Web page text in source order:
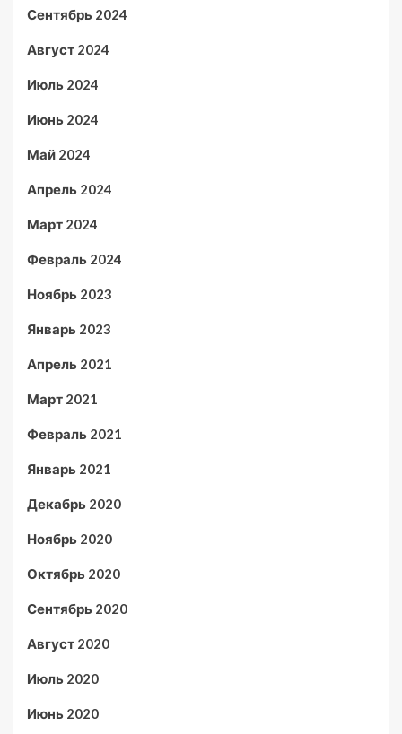
Сентябрь 2024
Август 2024
Июль 2024
Июнь 2024
Май 2024
Апрель 2024
Март 2024
Февраль 2024
Ноябрь 2023
Январь 2023
Апрель 2021
Март 2021
Февраль 2021
Январь 2021
Декабрь 2020
Ноябрь 2020
Октябрь 2020
Сентябрь 2020
Август 2020
Июль 2020
Июнь 2020